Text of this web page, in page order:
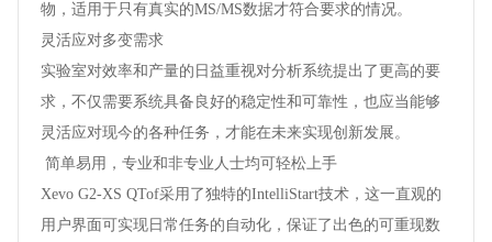
物，适用于只有真实的MS/MS数据才符合要求的情况。
灵活应对多变需求
实验室对效率和产量的日益重视对分析系统提出了更高的要
求，不仅需要系统具备良好的稳定性和可靠性，也应当能够
灵活应对现今的各种任务，才能在未来实现创新发展。
简单易用，专业和非专业人士均可轻松上手
Xevo G2-XS QTof采用了独特的IntelliStart技术，这一直观的
用户界面可实现日常任务的自动化，保证了出色的可重现数